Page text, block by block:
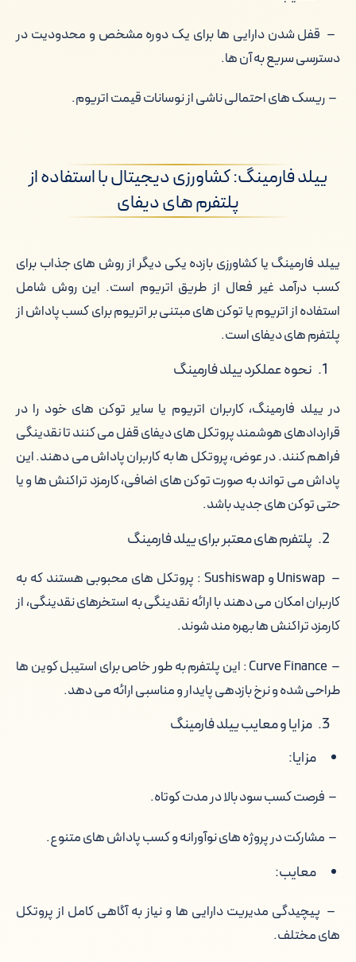
– قفل شدن دارایی ها برای یک دوره مشخص و محدودیت در
دسترسی سریع به آن ها.
– ریسک های احتمالی ناشی از نوسانات قیمت اتریوم.
ییلد فارمینگ: کشاورزی دیجیتال با استفاده از
پلتفرم های دیفای
ییلد فارمینگ یا کشاورزی بازده یکی دیگر از روش های جذاب برای
کسب درآمد غیر فعال از طریق اتریوم است. این روش شامل
استفاده از اتریوم یا توکن های مبتنی بر اتریوم برای کسب پاداش از
پلتفرم های دیفای است.
نحوه عملکرد ییلد فارمینگ
در ییلد فارمینگ، کاربران اتریوم یا سایر توکن های خود را در
قراردادهای هوشمند پروتکل های دیفای قفل می کنند تا نقدینگی
فراهم کنند. در عوض، پروتکل ها به کاربران پاداش می دهند. این
پاداش می تواند به صورت توکن های اضافی، کارمزد تراکنش ها و یا
حتی توکن های جدید باشد.
پلتفرم های معتبر برای ییلد فارمینگ
– Uniswap و Sushiswap : پروتکل های محبوبی هستند که به
کاربران امکان می دهند با ارائه نقدینگی به استخرهای نقدینگی، از
کارمزد تراکنش ها بهره مند شوند.
– Curve Finance : این پلتفرم به طور خاص برای استیبل کوین ها
طراحی شده و نرخ بازدهی پایدار و مناسبی ارائه می دهد.
مزایا و معایب ییلد فارمینگ
مزایا:
– فرصت کسب سود بالا در مدت کوتاه.
– مشارکت در پروژه های نوآورانه و کسب پاداش های متنوع.
معایب:
– پیچیدگی مدیریت دارایی ها و نیاز به آگاهی کامل از پروتکل
های مختلف.